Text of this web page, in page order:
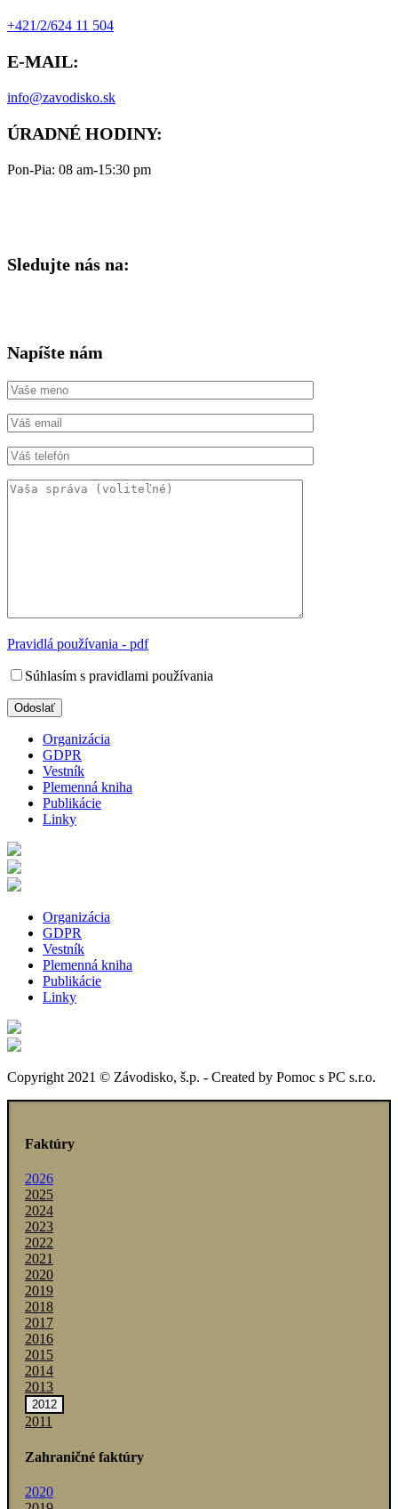
+421/2/624 11 504
E-MAIL:
info@zavodisko.sk
ÚRADNÉ HODINY:
Pon-Pia: 08 am-15:30 pm
Sledujte nás na:
Napíšte nám
Pravidlá používania - pdf
Súhlasím s pravidlami používania
Organizácia
GDPR
Vestník
Plemenná kniha
Publikácie
Linky
Organizácia
GDPR
Vestník
Plemenná kniha
Publikácie
Linky
Copyright 2021 © Závodisko, š.p. - Created by Pomoc s PC s.r.o.
Faktúry
2026
2025
2024
2023
2022
2021
2020
2019
2018
2017
2016
2015
2014
2013
2012
2011
Zahraničné faktúry
2020